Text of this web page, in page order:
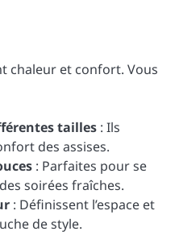
chaleur et confort. Vous
tailles : Ils
des assises.
: Parfaites pour se
soirées fraîches.
: Définissent l’espace et
de style.